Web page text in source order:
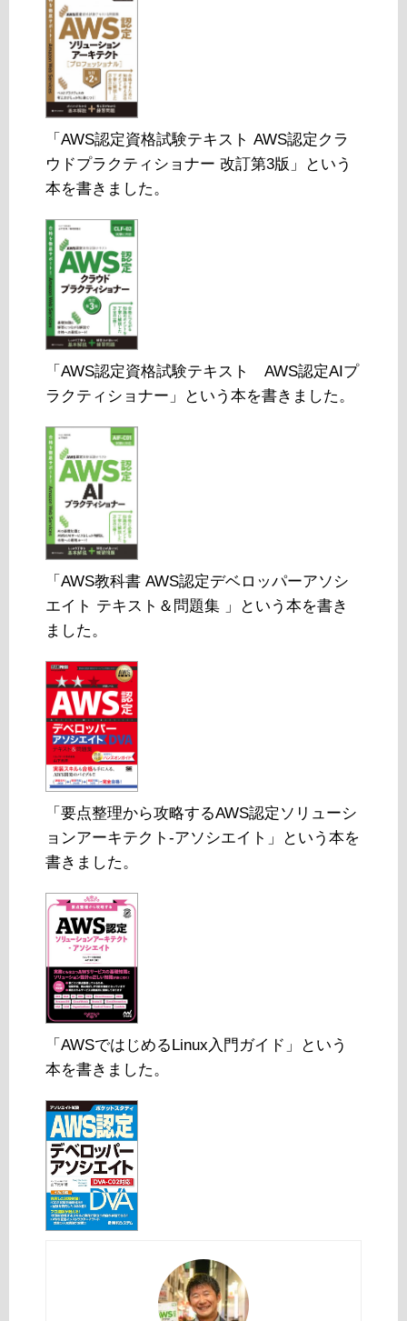
「AWS認定資格試験テキスト AWS認定クラ
ウドプラクティショナー 改訂第3版」という
本を書きました。
「AWS認定資格試験テキスト AWS認定AIプ
ラクティショナー」という本を書きました。
「AWS教科書 AWS認定デベロッパーアソシ
エイト テキスト＆問題集 」という本を書き
ました。
「要点整理から攻略するAWS認定ソリューシ
ョンアーキテクト-アソシエイト」という本を
書きました。
「AWSではじめるLinux入門ガイド」という
本を書きました。